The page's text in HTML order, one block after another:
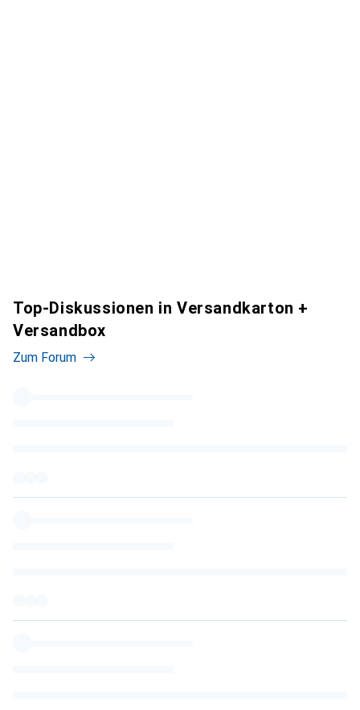
Top-Diskussionen in Versandkarton +
Versandbox
Zum Forum